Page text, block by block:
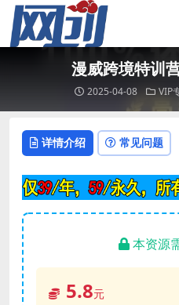
漫威跨境特训
2025-04-08 VIP
详情介绍 常见问题
本资源
5.8元